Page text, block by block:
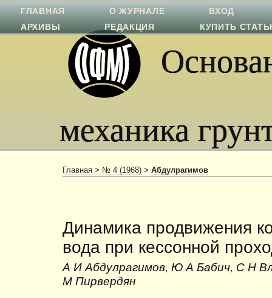
механика
ГЛАВНАЯ О ЖУРНАЛЕ
ВХОД
АРХИВЫ
РЕДАКЦИЯ КУПИТЬ
Главная > № 4 (1968) > Абдулрагимов
Динамика продвижения
вода при кессонной
А И Абдулрагимов, Ю А Бабич, С Н
М Пирвердян